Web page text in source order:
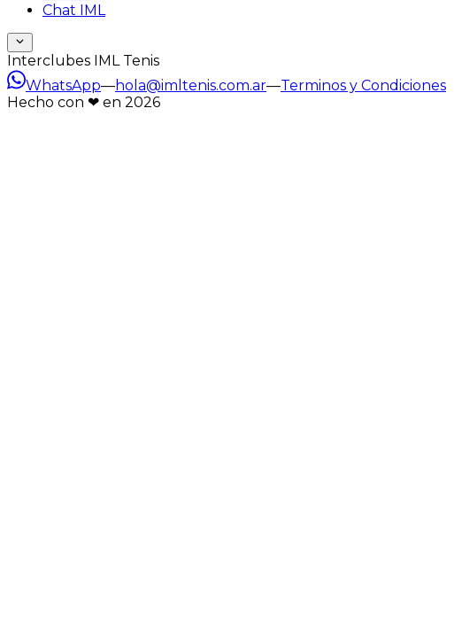
Chat IML
Interclubes IML Tenis
WhatsApp—hola@imltenis.com.ar—Terminos y Condiciones
Hecho con ❤︎ en 2026